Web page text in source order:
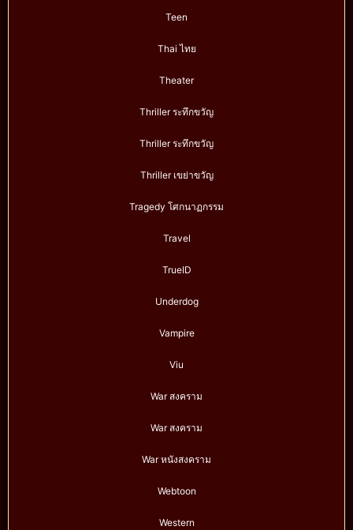
Teen
Thai ไทย
Theater
Thriller ระทึกขวัญ
Thriller ระทึกขวัญ
Thriller เขย่าขวัญ
Tragedy โศกนาฏกรรม
Travel
TrueID
Underdog
Vampire
Viu
War สงคราม
War สงคราม
War หนังสงคราม
Webtoon
Western